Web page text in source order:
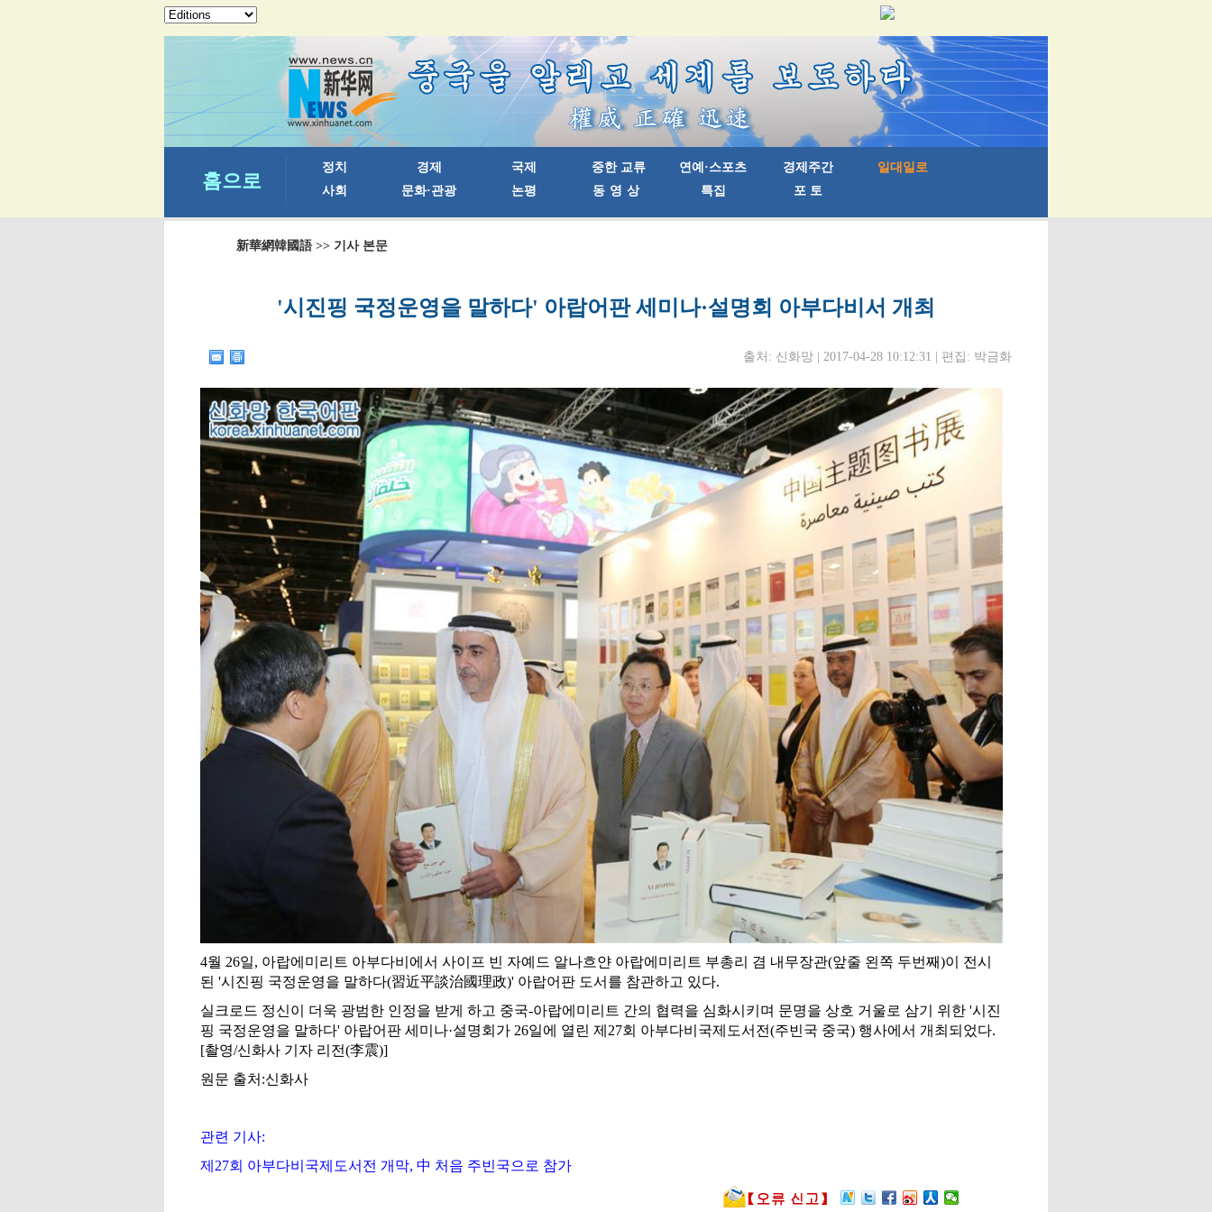
新華網韓國語 >> 기사 본문
'시진핑 국정운영을 말하다' 아랍어판 세미나·설명회 아부다비서 개최
출처: 신화망 | 2017-04-28 10:12:31 | 편집: 박금화
4월 26일, 아랍에미리트 아부다비에서 사이프 빈 자예드 알나흐얀 아랍에미리트 부총리 겸 내무장관(앞줄 왼쪽 두번째)이 전시
된 '시진핑 국정운영을 말하다(習近平談治國理政)' 아랍어판 도서를 참관하고 있다.
실크로드 정신이 더욱 광범한 인정을 받게 하고 중국-아랍에미리트 간의 협력을 심화시키며 문명을 상호 거울로 삼기 위한 '시진
핑 국정운영을 말하다' 아랍어판 세미나·설명회가 26일에 열린 제27회 아부다비국제도서전(주빈국 중국) 행사에서 개최되었다.
[촬영/신화사 기자 리전(李震)]
원문 출처:신화사
관련 기사:
제27회 아부다비국제도서전 개막, 中 처음 주빈국으로 참가